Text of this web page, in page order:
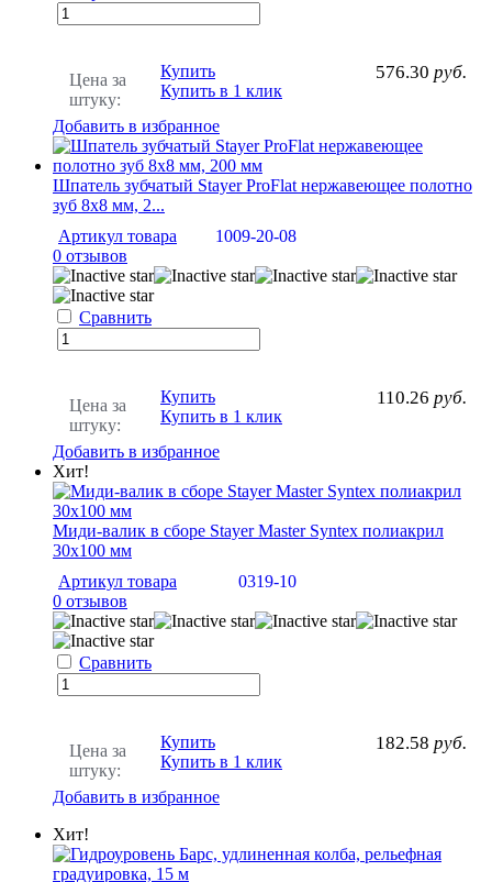
Цена за
штуку:
576.30 руб.
Купить
Купить в 1 клик
Добавить в избранное
Шпатель зубчатый Stayer ProFlat нержавеющее полотно
зуб 8х8 мм, 2...
Артикул товара
1009-20-08
0 отзывов
Сравнить
Цена за
штуку:
110.26 руб.
Купить
Купить в 1 клик
Добавить в избранное
Хит!
Миди-валик в сборе Stayer Master Syntex полиакрил
30х100 мм
Артикул товара
0319-10
0 отзывов
Сравнить
Цена за
штуку:
182.58 руб.
Купить
Купить в 1 клик
Добавить в избранное
Хит!